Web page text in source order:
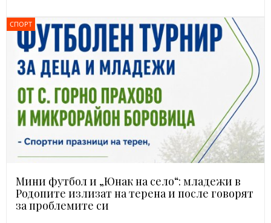
СПОРТ
Мини футбол и „Юнак на село“: младежи в
Родопите излизат на терена и после говорят
за проблемите си